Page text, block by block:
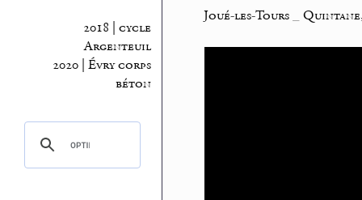
2018 | cycle
Argenteuil
2020 | Évry corps
béton
Joué-les-Tours_